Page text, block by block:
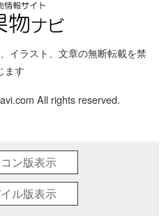
イラスト、文章の無断転載を禁
ます
All rights reserved.
ン版表示
ル版表示